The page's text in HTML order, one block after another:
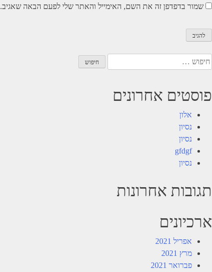
שמור בדפדפן זה את השם, האימייל והאתר שלי לפעם הבאה שאגיב.
חיפוש:
פוסטים אחרונים
אלון
נסיון
נסיון
gfdgf
נסיון
תגובות אחרונות
ארכיונים
אפריל 2021
מרץ 2021
פברואר 2021